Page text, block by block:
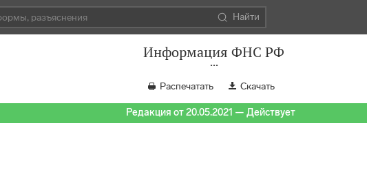
Найти
Информация ФНС РФ
Распечатать Скачать
Редакция от 20.05.2021 — Действует